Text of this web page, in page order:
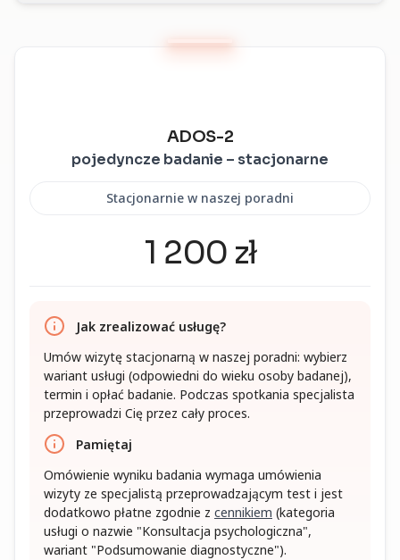
ADOS-2
pojedyncze badanie – stacjonarne
Stacjonarnie w naszej poradni
1 200 zł
Jak zrealizować usługę?
Umów wizytę stacjonarną w naszej poradni: wybierz
wariant usługi (odpowiedni do wieku osoby badanej),
termin i opłać badanie. Podczas spotkania specjalista
przeprowadzi Cię przez cały proces.
Pamiętaj
Omówienie wyniku badania wymaga umówienia
wizyty ze specjalistą przeprowadzającym test i jest
dodatkowo płatne zgodnie z cennikiem (kategoria
usługi o nazwie "Konsultacja psychologiczna",
wariant "Podsumowanie diagnostyczne").